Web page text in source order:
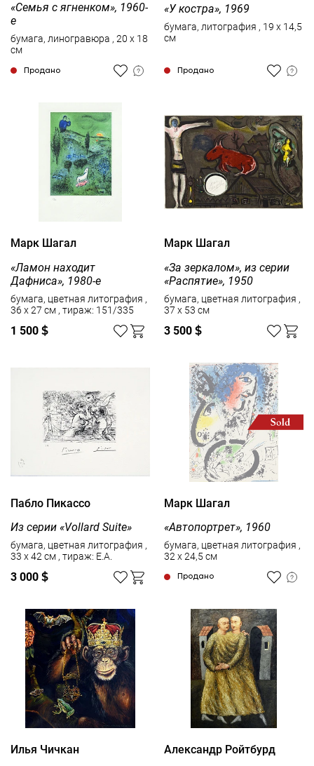
«Семья с ягненком», 1960-
е
бумага, линогравюра , 20 x 18
см
Продано
«У костра», 1969
бумага, литография , 19 x 14,5
см
Продано
Марк Шагал
«Ламон находит
Дафниса», 1980-е
бумага, цветная литография ,
36 x 27 см , тираж: 151/335
1 500 $
Марк Шагал
«За зеркалом», из серии
«Распятие», 1950
бумага, цветная литография ,
37 x 53 см
3 500 $
Пабло Пикассо
Из серии «Vollard Suite»
бумага, цветная литография ,
33 x 42 см , тираж: Е.А.
3 000 $
Марк Шагал
«Автопортрет», 1960
бумага, цветная литография ,
32 x 24,5 см
Продано
Илья Чичкан
Александр Ройтбурд